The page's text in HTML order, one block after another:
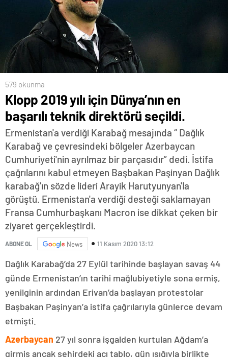
579 okunma
Klopp 2019 yılı için Dünya’nın en
başarılı teknik direktörü seçildi.
Ermenistan'a verdiği Karabağ mesajında “ Dağlık
Karabağ ve çevresindeki bölgeler Azerbaycan
Cumhuriyeti'nin ayrılmaz bir parçasıdır” dedi. İstifa
çağrılarını kabul etmeyen Başbakan Paşinyan Dağlık
karabağ'ın sözde lideri Arayik Harutyunyan'la
görüştü. Ermenistan'a verdiği desteği saklamayan
Fransa Cumhurbaşkanı Macron ise dikkat çeken bir
ziyaret gerçekleştirdi.
ABONE OL News 11 Kasım 2020 13:12
Dağlık Karabağ’da 27 Eylül tarihinde başlayan savaş 44
günde Ermenistan’ın tarihi mağlubiyetiyle sona ermiş,
yenilginin ardından Erivan’da başlayan protestolar
Başbakan Paşinyan’a istifa çağrılarıyla günlerce devam
etmişti.
Azerbaycan 27 yıl sonra işgalden kurtulan Ağdam’a
girmiş ancak şehirdeki acı tablo, gün ışığıyla birlikte